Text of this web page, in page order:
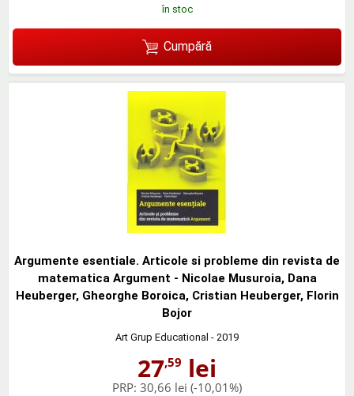
în stoc
Cumpără
Argumente esentiale. Articole si probleme din revista de
matematica Argument - Nicolae Musuroia, Dana
Heuberger, Gheorghe Boroica, Cristian Heuberger, Florin
Bojor
Art Grup Educational - 2019
27,59 lei
PRP: 30,66 lei (-10,01%)